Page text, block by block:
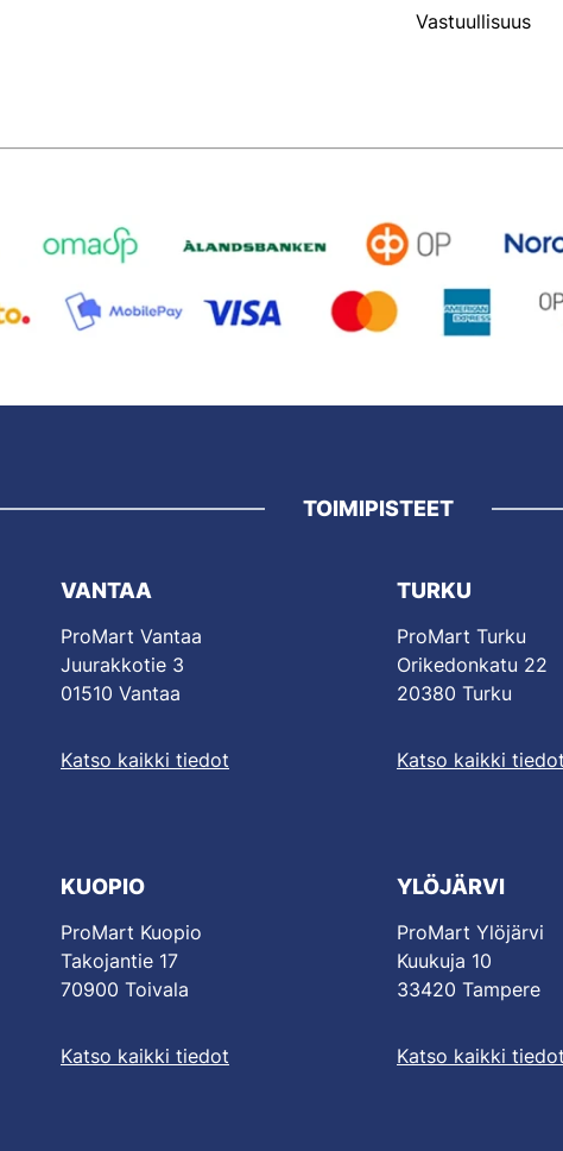
Vastuullisuus
TOIMIPISTEET
VANTAA
ProMart Vantaa
Juurakkotie 3
01510 Vantaa
Katso kaikki tiedot
TURKU
ProMart Turku
Orikedonkatu 22
20380 Turku
Katso kaikki tiedot
KUOPIO
ProMart Kuopio
Takojantie 17
70900 Toivala
Katso kaikki tiedot
YLÖJÄRVI
ProMart Ylöjärvi
Kuukuja 10
33420 Tampere
Katso kaikki tiedot